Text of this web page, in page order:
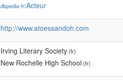
dbpedia-fr:Acteur
http://www.atoessandoh.com
Irving Literary Society(fr)
New Rochelle High School (fr)